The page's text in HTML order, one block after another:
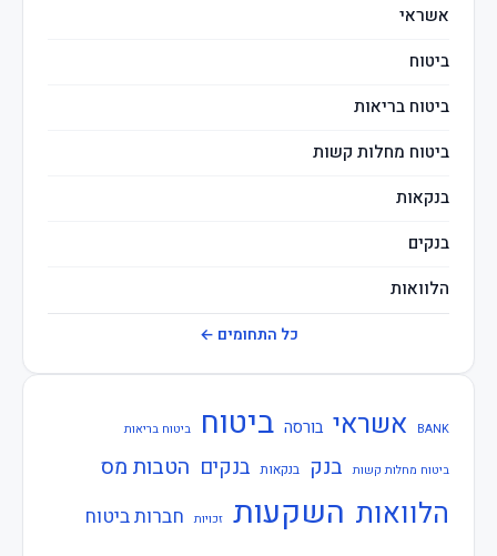
אשראי
ביטוח
ביטוח בריאות
ביטוח מחלות קשות
בנקאות
בנקים
הלוואות
חוזרי בנק ישראל
חוזרי המפקח על הביטוח
חוזרי המפקח על הבנקים
חוזרי הפיקוח על הבנקים
כל התחומים ←
BANK אשראי בורסה ביטוח ביטוח בריאות
ביטוח מחלות קשות בנק בנקאות בנקים הטבות מס
הלוואות השקעות זכויות חברות ביטוח